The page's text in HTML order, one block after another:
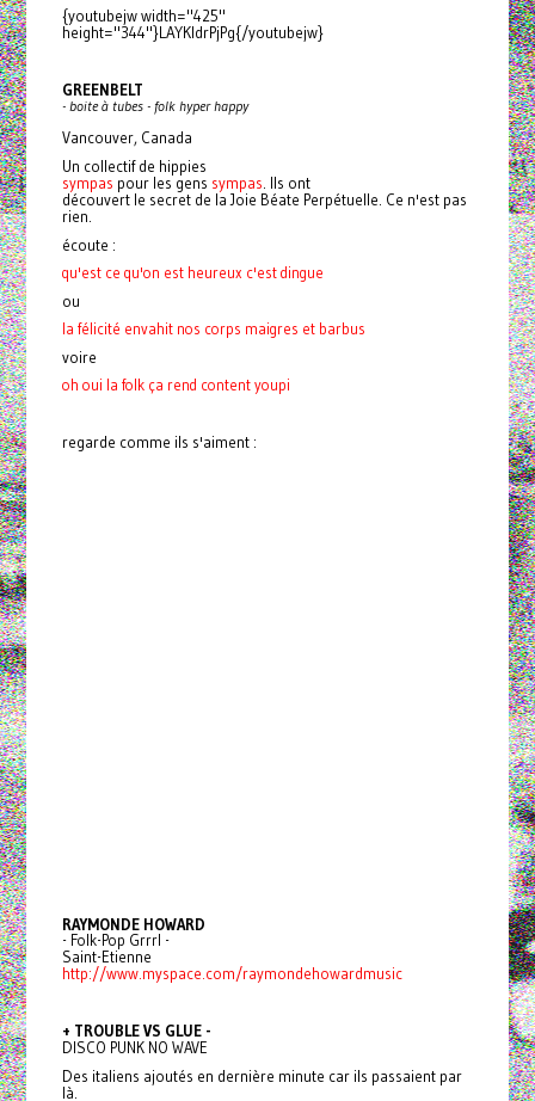
{youtubejw width="425"
height="344"}LAYKldrPjPg{/youtubejw}
GREENBELT
- boite à tubes - folk hyper happy
Vancouver, Canada
Un collectif de hippies
sympas pour les gens sympas . Ils ont
découvert le secret de la Joie Béate Perpétuelle. Ce n'est pas
rien.
écoute :
qu'est ce qu'on est heureux c'est dingue
ou
la félicité envahit nos corps maigres et barbus
voire
oh oui la folk ça rend content youpi
regarde comme ils s'aiment :
RAYMONDE HOWARD
- Folk-Pop Grrrl -
Saint-Etienne
http://www.myspace.com/raymondehowardmusic
+ TROUBLE VS GLUE -
DISCO PUNK NO WAVE
Des italiens ajoutés en dernière minute car ils passaient par
là.